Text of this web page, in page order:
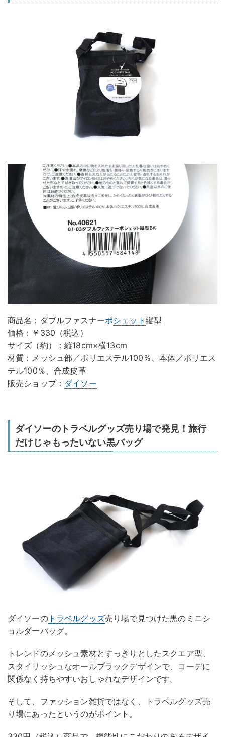
商品名：ダブルファスナーポシェット 縦型
価格：￥330（税込）
サイズ（約）：縦18cm×横13cm
材質：メッシュ部／ポリエステル100％、本体／ポリエス
テル100％、合成皮革
販売ショップ： ダイソー
ダイソーのトラベルグッズ売り場で発見！旅行
だけじゃもったいない黒バッグ
ダイソーのトラベルグッズ売り場で見つけた黒のミニシ
ョルダーバッグ。
トレンドのメッシュ素材とすっきりとしたスクエア型、
スタイリッシュなオールブラックデザインで、コーデに
関係なく持ちやすいおしゃれなデザインです。
そして、ファッション雑貨ではなく、トラベルグッズ売
り場にあったというのがポイント。